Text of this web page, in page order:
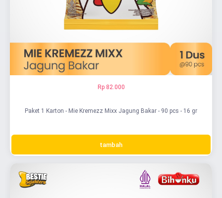
Rp 82.000
Paket 1 Karton - Mie Kremezz Mixx Jagung Bakar - 90 pcs - 16 gr
tambah